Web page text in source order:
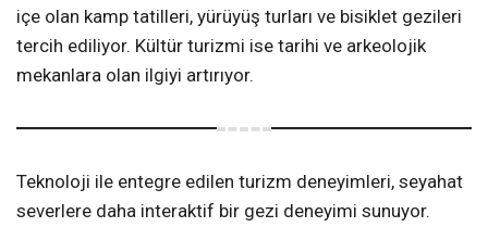
içe olan kamp tatilleri, yürüyüş turları ve bisiklet gezileri
tercih ediliyor. Kültür turizmi ise tarihi ve arkeolojik
mekanlara olan ilgiyi artırıyor.
Teknoloji ile entegre edilen turizm deneyimleri, seyahat
severlere daha interaktif bir gezi deneyimi sunuyor.